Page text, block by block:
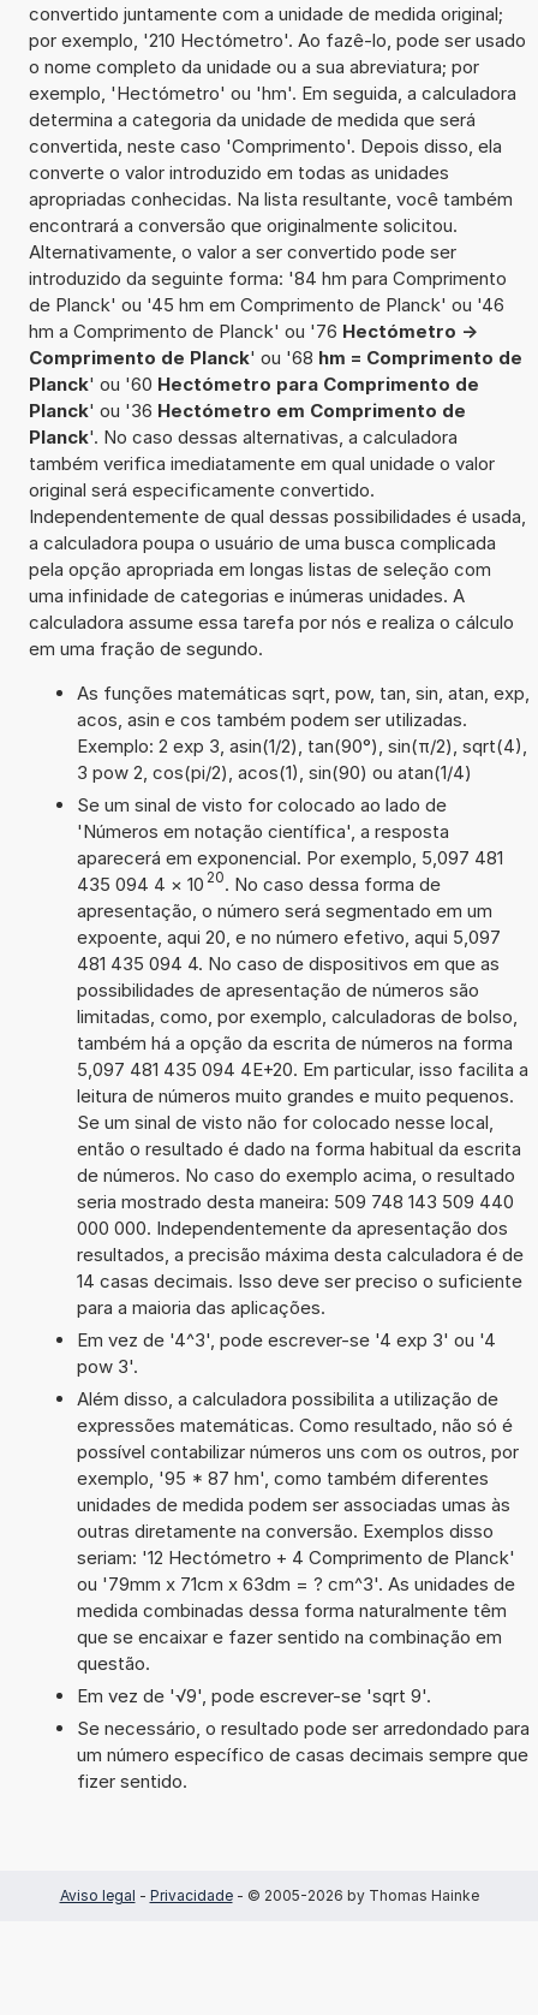
convertido juntamente com a unidade de medida original;
por exemplo, '210 Hectómetro'. Ao fazê-lo, pode ser usado
o nome completo da unidade ou a sua abreviatura; por
exemplo, 'Hectómetro' ou 'hm'. Em seguida, a calculadora
determina a categoria da unidade de medida que será
convertida, neste caso 'Comprimento'. Depois disso, ela
converte o valor introduzido em todas as unidades
apropriadas conhecidas. Na lista resultante, você também
encontrará a conversão que originalmente solicitou.
Alternativamente, o valor a ser convertido pode ser
introduzido da seguinte forma: '84 hm para Comprimento
de Planck' ou '45 hm em Comprimento de Planck' ou '46
hm a Comprimento de Planck' ou '76 Hectómetro ->
Comprimento de Planck' ou '68 hm = Comprimento de
Planck' ou '60 Hectómetro para Comprimento de
Planck' ou '36 Hectómetro em Comprimento de
Planck'. No caso dessas alternativas, a calculadora
também verifica imediatamente em qual unidade o valor
original será especificamente convertido.
Independentemente de qual dessas possibilidades é usada,
a calculadora poupa o usuário de uma busca complicada
pela opção apropriada em longas listas de seleção com
uma infinidade de categorias e inúmeras unidades. A
calculadora assume essa tarefa por nós e realiza o cálculo
em uma fração de segundo.
As funções matemáticas sqrt, pow, tan, sin, atan, exp,
acos, asin e cos também podem ser utilizadas.
Exemplo: 2 exp 3, asin(1/2), tan(90°), sin(π/2), sqrt(4),
3 pow 2, cos(pi/2), acos(1), sin(90) ou atan(1/4)
Se um sinal de visto for colocado ao lado de
'Números em notação científica', a resposta
aparecerá em exponencial. Por exemplo, 5,097 481
435 094 4 × 10 20. No caso dessa forma de
apresentação, o número será segmentado em um
expoente, aqui 20, e no número efetivo, aqui 5,097
481 435 094 4. No caso de dispositivos em que as
possibilidades de apresentação de números são
limitadas, como, por exemplo, calculadoras de bolso,
também há a opção da escrita de números na forma
5,097 481 435 094 4E+20. Em particular, isso facilita a
leitura de números muito grandes e muito pequenos.
Se um sinal de visto não for colocado nesse local,
então o resultado é dado na forma habitual da escrita
de números. No caso do exemplo acima, o resultado
seria mostrado desta maneira: 509 748 143 509 440
000 000. Independentemente da apresentação dos
resultados, a precisão máxima desta calculadora é de
14 casas decimais. Isso deve ser preciso o suficiente
para a maioria das aplicações.
Em vez de '4^3', pode escrever-se '4 exp 3' ou '4
pow 3'.
Além disso, a calculadora possibilita a utilização de
expressões matemáticas. Como resultado, não só é
possível contabilizar números uns com os outros, por
exemplo, '95 * 87 hm', como também diferentes
unidades de medida podem ser associadas umas às
outras diretamente na conversão. Exemplos disso
seriam: '12 Hectómetro + 4 Comprimento de Planck'
ou '79mm x 71cm x 63dm = ? cm^3'. As unidades de
medida combinadas dessa forma naturalmente têm
que se encaixar e fazer sentido na combinação em
questão.
Em vez de '√9', pode escrever-se 'sqrt 9'.
Se necessário, o resultado pode ser arredondado para
um número específico de casas decimais sempre que
fizer sentido.
Aviso legal - Privacidade- © 2005-2026 by Thomas Hainke